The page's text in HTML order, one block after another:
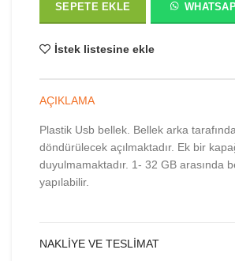
SEPETE EKLE
İstek listesine ekle
AÇIKLAMA
Plastik Usb bellek. Bellek arka
döndürülecek açılmaktadır. Ek bir
duyulmamaktadır. 1- 32 GB arasında
yapılabilir.
NAKLIYE VE TESLIMAT